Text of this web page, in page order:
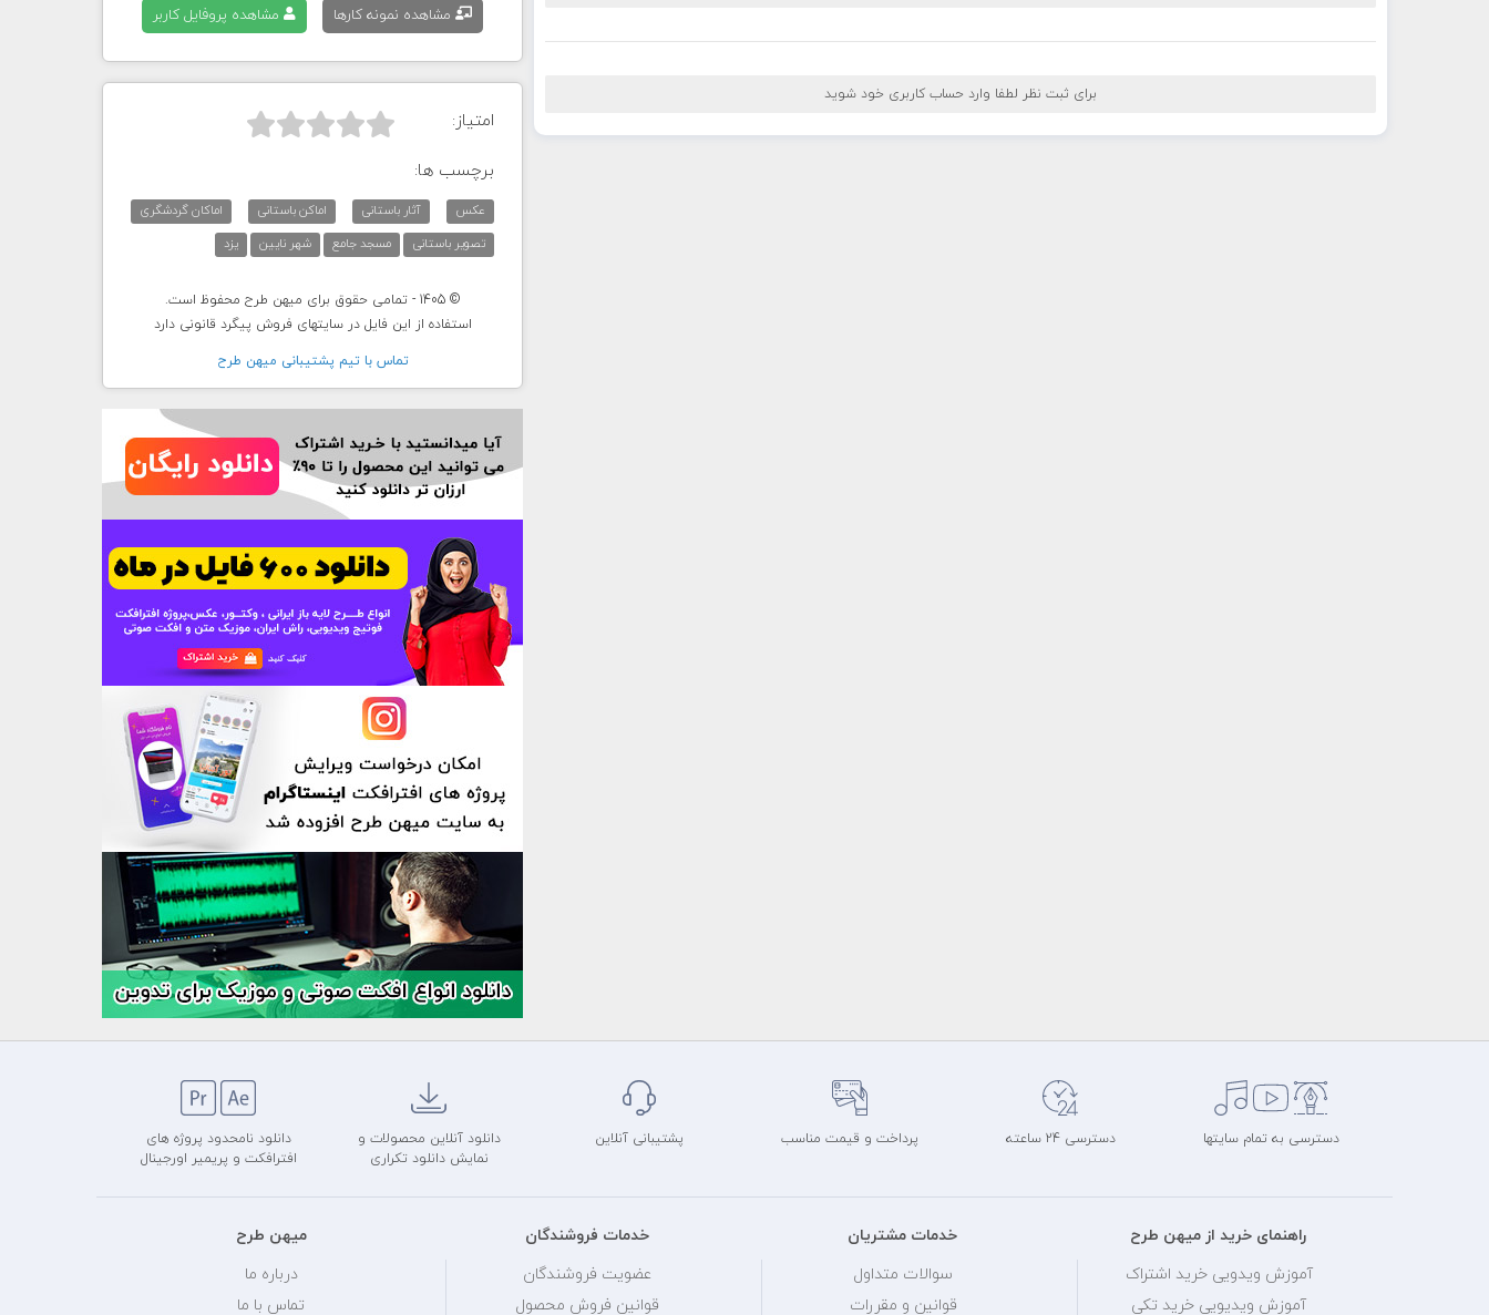
برای ثبت نظر لطفا وارد حساب کاربری خود شوید
مشاهده نمونه کارها مشاهده پروفایل کاربر
امتیاز: 


برچسب ها:
عکس آثار باستانی اماکن باستانی
اماکان گردشگری
تصویر باستانی
مسجد جامع شهر نایین یزد
© 1405 - تمامی حقوق برای میهن طرح محفوظ است.
استفاده از این فایل در سایتهای فروش پیگرد قانونی دارد
تماس با تيم پشتيبانی ميهن طرح
دسترسی به تمام سایتها دسترسی 24 ساعته پرداخت و قیمت مناسب پشتیبانی آنلاین
دانلود آنلاین محصولات و
نمایش دانلود تکراری
دانلود نامحدود پروژه های
افترافکت و پریمیر اورجینال
راهنمای خرید از میهن طرح
آموزش ویدویی خرید اشتراک
آموزش ویدیویی خرید تکی
خدمات مشتریان
سوالات متداول
قوانین و مقررات
خدمات فروشندگان
عضویت فروشندگان
قوانین فروش محصول
میهن طرح
درباره ما
تماس با ما